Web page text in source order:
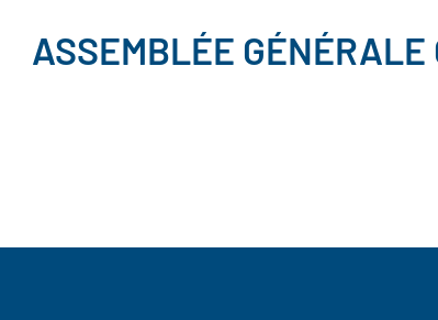
ASSEMBLÉE